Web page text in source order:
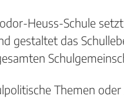
Heuss-Schule
gestaltet das
Themen